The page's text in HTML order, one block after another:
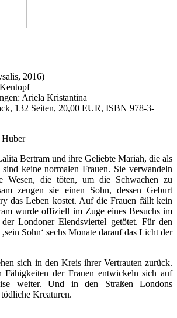
2016)
Ariela Kristantina
132 Seiten, 20,00 EUR, ISBN 978-3-
Huber
Bertram und ihre Geliebte Mariah, die als
keine normalen Frauen. Sie verwandeln
Wesen, die töten, um die Schwachen zu
zeugen sie einen Sohn, dessen Geburt
das Leben kostet. Auf die Frauen fällt kein
wurde offiziell im Zuge eines Besuchs im
Londoner Elendsviertel getötet. Für den
Sohn‘ sechs Monate darauf das Licht der
sich in den Kreis ihrer Vertrauten zurück.
Fähigkeiten der Frauen entwickeln sich auf
weiter. Und in den Straßen Londons
Kreaturen.